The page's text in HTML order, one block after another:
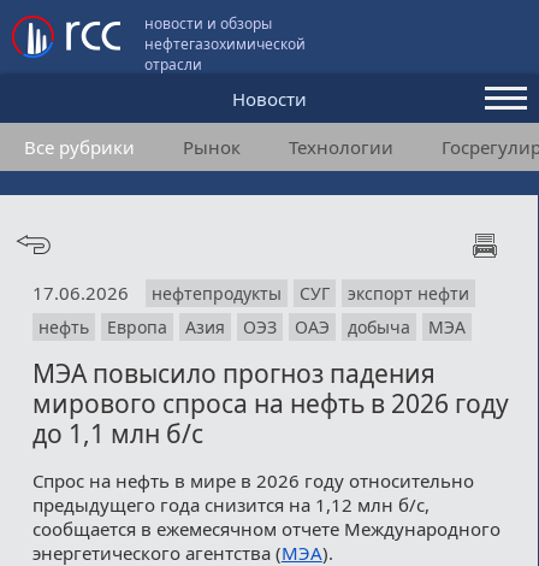
новости и обзоры
нефтегазохимической
отрасли
Новости
Аналитика и мнения
Конференции
Подписка
Пользовательское соглашение
Контакты
Все рубрики Рынок Технологии
17.06.2026 нефтепродукты СУГ
экспорт нефти
нефть
Европа Азия ОЭЗ ОАЭ добыча МЭА
МЭА повысило прогноз падения
мирового спроса на нефть в 2026 году
до 1,1 млн б/с
Спрос на нефть в мире в 2026 году относительно
предыдущего года снизится на 1,12 млн б/с,
сообщается в ежемесячном отчете Международного
энергетического агентства (МЭА).